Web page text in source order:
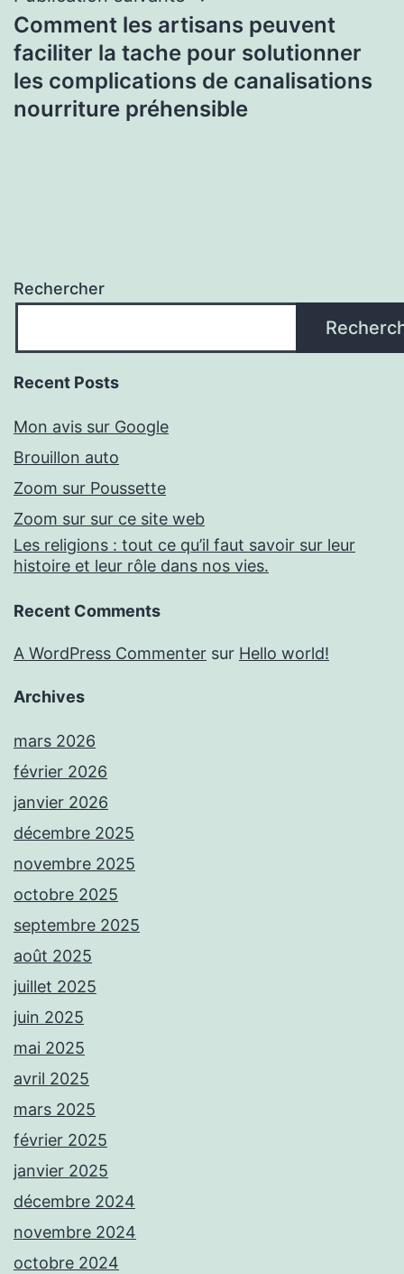
Comment les artisans peuvent
faciliter la tache pour solutionner
les complications de canalisations
nourriture préhensible
Rechercher
Recent Posts
Mon avis sur Google
Brouillon auto
Zoom sur Poussette
Zoom sur sur ce site web
Les religions : tout ce qu’il faut savoir sur leur
histoire et leur rôle dans nos vies.
Recent Comments
A WordPress Commenter sur Hello world!
Archives
mars 2026
février 2026
janvier 2026
décembre 2025
novembre 2025
octobre 2025
septembre 2025
août 2025
juillet 2025
juin 2025
mai 2025
avril 2025
mars 2025
février 2025
janvier 2025
décembre 2024
novembre 2024
octobre 2024